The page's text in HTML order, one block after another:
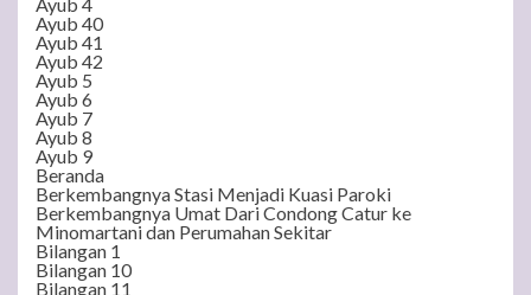
Ayub 40
Ayub 41
Ayub 42
Ayub 5
Ayub 6
Ayub 7
Ayub 8
Ayub 9
Beranda
Berkembangnya Stasi Menjadi Kuasi Paroki
Berkembangnya Umat Dari Condong Catur ke
Minomartani dan Perumahan Sekitar
Bilangan 1
Bilangan 10
Bilangan 11